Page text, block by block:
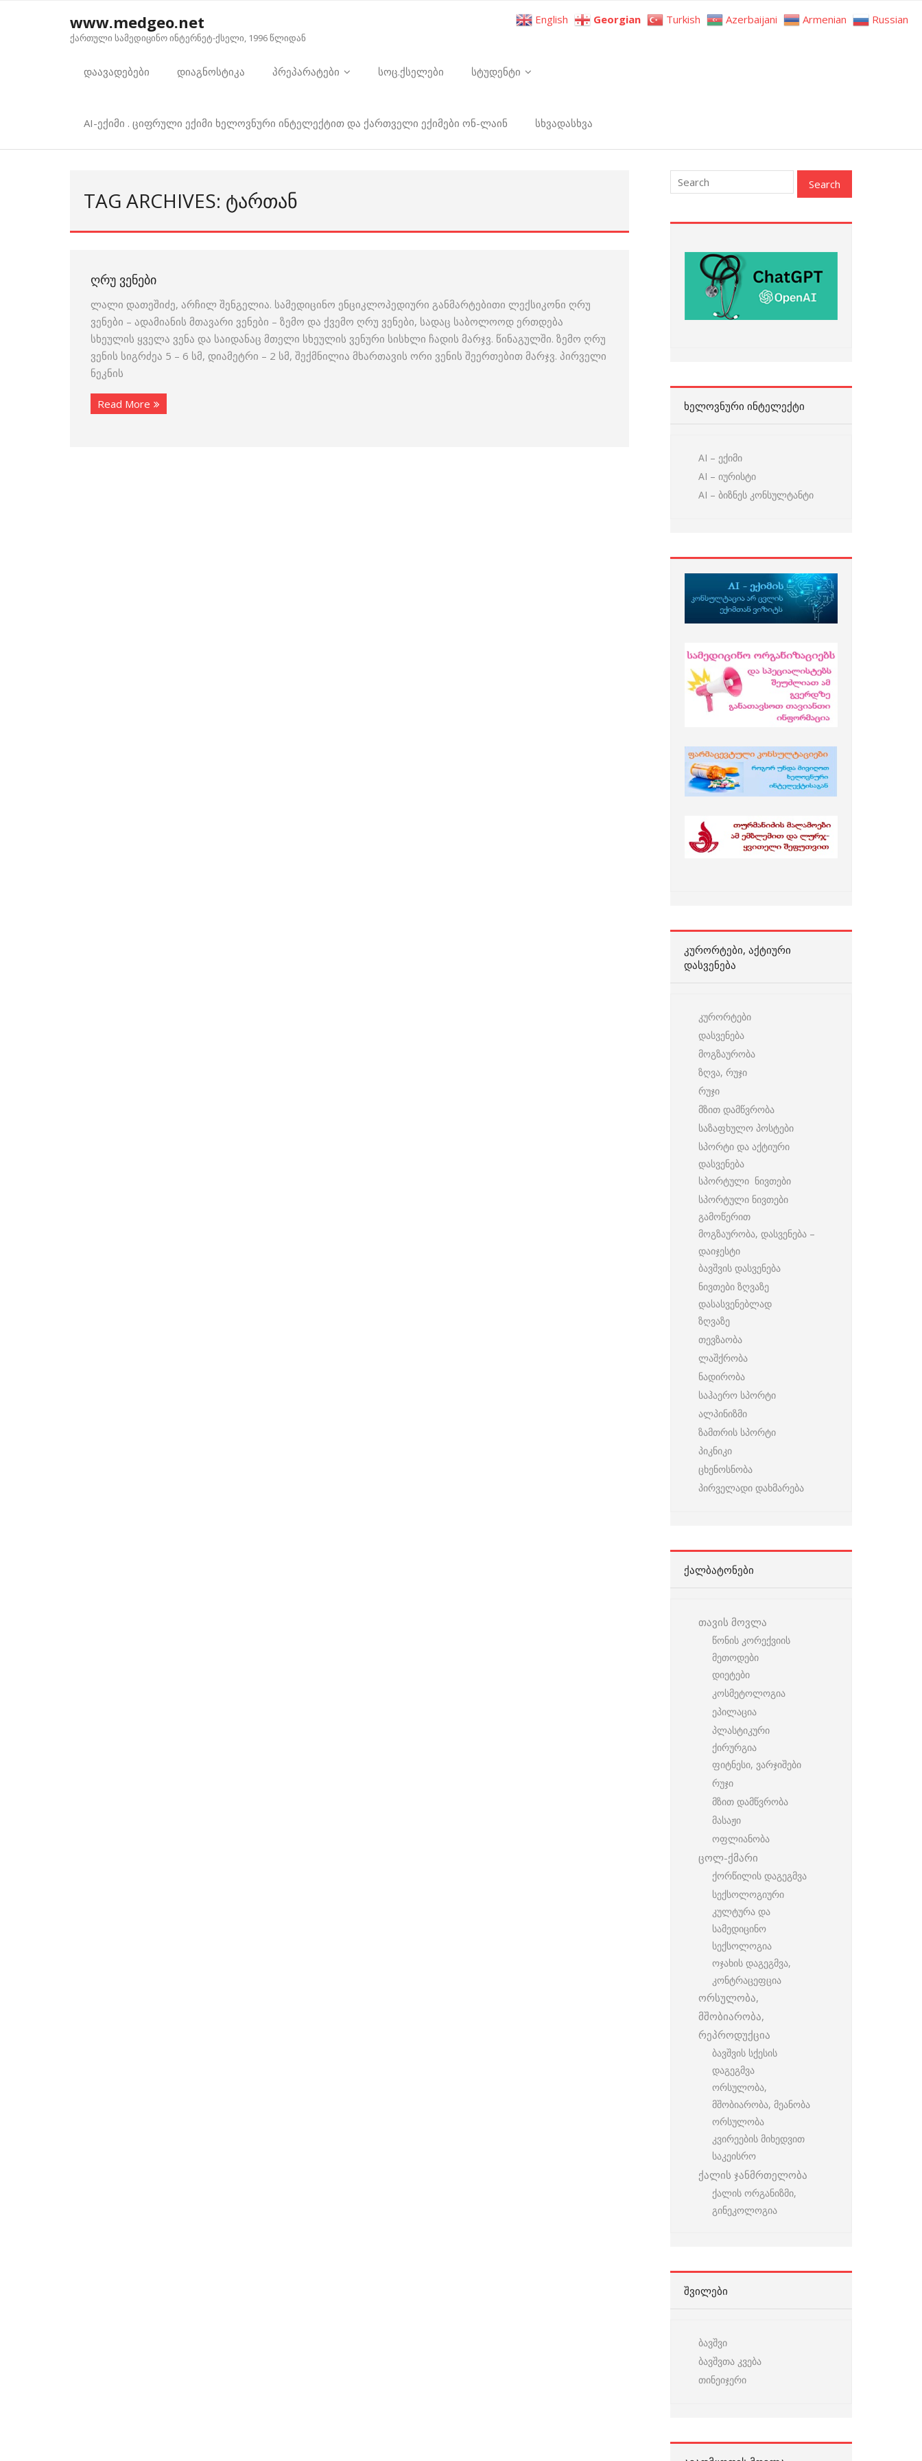
www.medgeo.net
ქართული სამედიცინო ინტერნეტ-ქსელი, 1996 წლიდან
დაავადებები დიაგნოსტიკა პრეპარატები სოც.ქსელები სტუდენტი
AI-ექიმი . ციფრული ექიმი ხელოვნური ინტელექტით და ქართველი ექიმები ონ-ლაინ სხვადასხვა
TAG ARCHIVES: ᲢᲐᲠᲗᲐᲜ
ᲦᲠᲣ ᲕᲔᲜᲔᲑᲘ
ლალი დათეშიძე, არჩილ შენგელია. სამედიცინო ენციკლოპედიური განმარტებითი ლექსიკონი ღრუ
ვენები – ადამიანის მთავარი ვენები – ზემო და ქვემო ღრუ ვენები, სადაც საბოლოოდ ერთდება
სხეულის ყველა ვენა და საიდანაც მთელი სხეულის ვენური სისხლი ჩადის მარჯვ. წინაგულში. ზემო ღრუ
ვენის სიგრძეა 5 – 6 სმ, დიამეტრი – 2 სმ, შექმნილია მხართავის ორი ვენის შეერთებით მარჯვ. პირველი
ნეკნის
Read More ᲮᲔᲚᲝᲕᲜᲣᲠᲘ ᲘᲜᲢᲔᲚᲔᲥᲢᲘ
AI – ექიმი
AI – იურისტი
AI – ბიზნეს კონსულტანტი
ᲙᲣᲠᲝᲠᲢᲔᲑᲘ, ᲐᲥᲢᲘᲣᲠᲘ
ᲓᲐᲡᲕᲔᲜᲔᲑᲐ
კურორტები
დასვენება
მოგზაურობა
ზღვა, რუჯი
რუჯი
მზით დამწვრობა
საზაფხულო პოსტები
სპორტი და აქტიური
დასვენება
სპორტული ნივთები
სპორტული ნივთები
გამოწერით
მოგზაურობა, დასვენება –
დაიჯესტი
ბავშვის დასვენება
ნივთები ზღვაზე
დასასვენებლად
ზღვაზე
თევზაობა
ლაშქრობა
ნადირობა
საჰაერო სპორტი
ალპინიზმი
ზამთრის სპორტი
პიკნიკი
ცხენოსნობა
პირველადი დახმარება
ᲥᲐᲚᲑᲐᲢᲝᲜᲔᲑᲘ
თავის მოვლა
წონის კორექვიის
მეთოდები
დიეტები
კოსმეტოლოგია
ეპილაცია
პლასტიკური
ქირურგია
ფიტნესი, ვარჯიშები
რუჯი
მზით დამწვრობა
მასაჟი
ოფლიანობა
ცოლ-ქმარი
ქორწილის დაგეგმვა
სექსოლოგიური
კულტურა და
სამედიცინო
სექსოლოგია
ოჯახის დაგეგმვა,
კონტრაცეფცია
ორსულობა,
მშობიარობა,
რეპროდუქცია
ბავშვის სქესის
დაგეგმვა
ორსულობა,
მშობიარობა, მეანობა
ორსულობა
კვირეების მიხედვით
საკეისრო
ქალის ჯანმრთელობა
ქალის ორგანიზმი,
გინეკოლოგია
ᲨᲕᲘᲚᲔᲑᲘ
ბავშვი
ბავშვთა კვება
თინეიჯერი
English Georgian Turkish Azerbaijani Armenian Russian